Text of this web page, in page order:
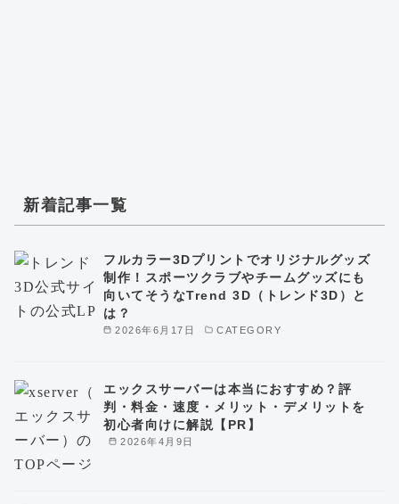
新着記事一覧
2026年6月17日 CATEGORY
フルカラー3Dプリントでオリジナルグッズ
制作！スポーツクラブやチームグッズにも
向いてそうなTrend 3D（トレンド3D）と
は？
2026年4月9日
エックスサーバーは本当におすすめ？評
判・料金・速度・メリット・デメリットを
初心者向けに解説【PR】